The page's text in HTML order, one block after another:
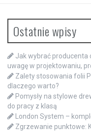
Ostatnie wpisy
Jak wybrać producenta
uwagę w projektowaniu,
Zalety stosowania folii
dlaczego warto?
Pomysły na stylowe
do pracy z klasą
London System –
Zgrzewanie punktowe: